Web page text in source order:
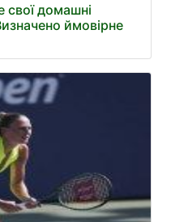
домашні
ймовірне